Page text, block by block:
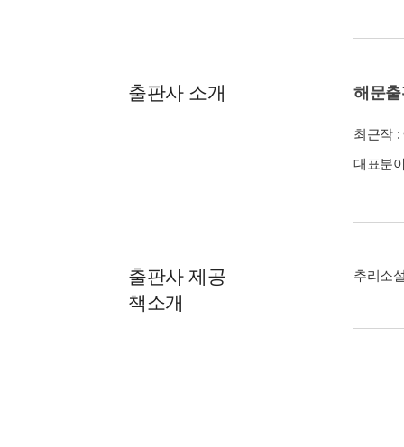
출판사 소개 해문
최근작 :
대표분
출판사 제공
책소개
추리소